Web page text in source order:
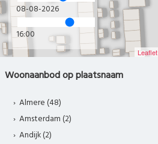
Leaflet
08-08-2026
16:00
Woonaanbod op plaatsnaam
Almere (48)
Amsterdam (2)
Andijk (2)